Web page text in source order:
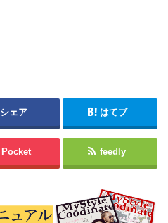
シェア はてブ
Pocket feedly